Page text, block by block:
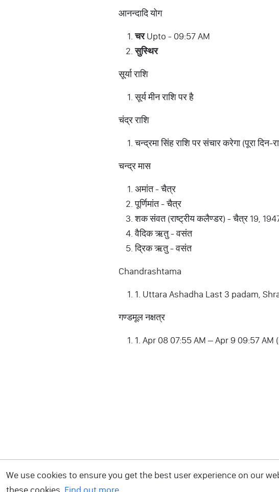
आनन्दादि योग
चरUpto - 09:57 AM
सुस्थिर
सूर्या राशि
सूर्य मीन राशि पर है
चंद्र राशि
चन्द्रमा सिंह राशि पर संचार करेगा (पूरा दिन-
चन्द्र मास
अमांत - चैत्र
पूर्णिमांत - चैत्र
शक संवत (राष्ट्रीय कलैण्डर) - चैत्र 19,
वैदिक ऋतु - वसंत
द्रिक ऋतु - वसंत
Chandrashtama
1. Uttara Ashadha Last 3 padam,
गण्डमूल नक्षत्र
1. Apr 08 07:55 AM – Apr 9 09:57 AM
We use cookies to ensure you get the best user experience on our